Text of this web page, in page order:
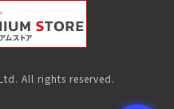
All rights reserved.